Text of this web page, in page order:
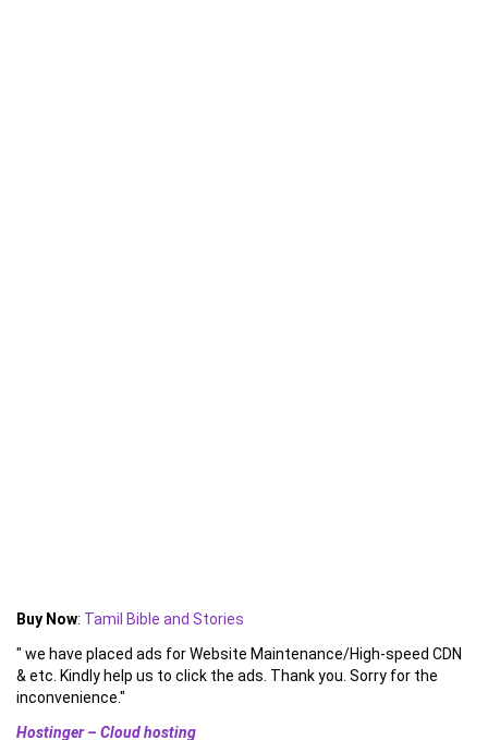
Buy Now: Tamil Bible and Stories
" we have placed ads for Website Maintenance/High-speed CDN
& etc. Kindly help us to click the ads. Thank you. Sorry for the
inconvenience."
Hostinger – Cloud hosting